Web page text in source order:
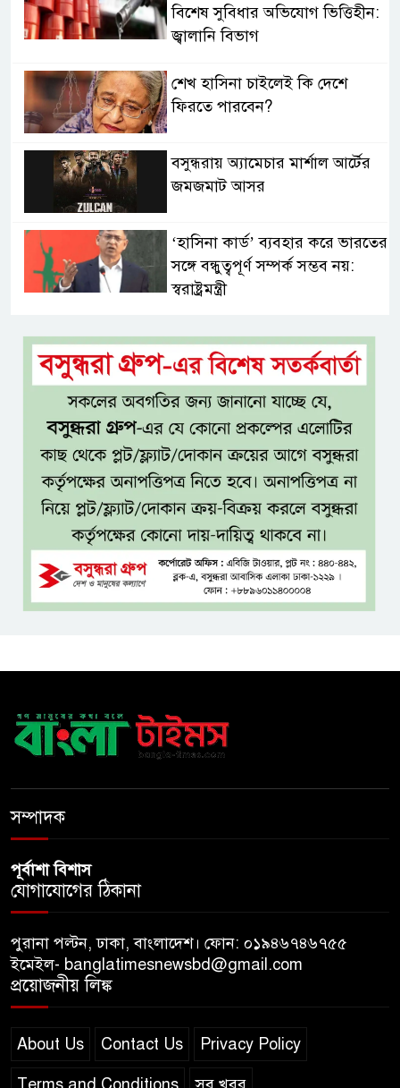
বিশেষ সুবিধার অভিযোগ ভিত্তিহীন:
জ্বালানি বিভাগ
শেখ হাসিনা চাইলেই কি দেশে
ফিরতে পারবেন?
বসুন্ধরায় অ্যামেচার মার্শাল আর্টের
জমজমাট আসর
‘হাসিনা কার্ড’ ব্যবহার করে ভারতের
সঙ্গে বন্ধুত্বপূর্ণ সম্পর্ক সম্ভব নয়:
স্বরাষ্ট্রমন্ত্রী
সব বাধা পেরিয়ে বাস্তবতার নিরিখে
দেশকে এগিয়ে নিতে হবে: প্রধানমন্ত্রী
নীরবে এতিম শিশুদের পাশে সায়েম
সোবহান আনভীর
সেবার মানসিকতা ছাড়া
চিকিৎসাব্যবস্থার মানোন্নয়ন সম্ভব
নয়: প্রধানমন্ত্রী
বিদ্যুৎ-জ্বালানি নিয়ে অস্থিতিশীলতা
সৃষ্টিতে সক্রিয় চক্র: প্রধানমন্ত্রী
তনু হত্যা মামলায় সাবেক
পুনরায় গ্রেপ্তার
হাসিনাকে ঘিরে ঢাকা-দিল্লি সম্পর্কে
নতুন টানাপোড়েন
সম্পাদক
পূর্বাশা বিশাস
যোগাযোগের ঠিকানা
পুরানা পল্টন, ঢাকা, বাংলাদেশ। ফোন: ০১৯৪৬৭৪৬৭৫৫
ইমেইল- banglatimesnewsbd@gmail.com
প্রয়োজনীয় লিঙ্ক
About Us Contact Us Privacy Policy